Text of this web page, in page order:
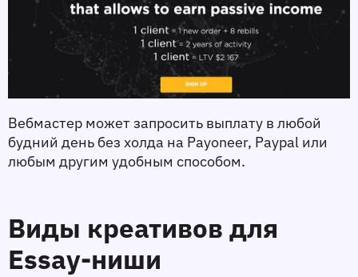
Вебмастер может запросить выплату в любой
будний день без холда на Payoneer, Paypal или
любым другим удобным способом.
Виды креативов для
Essay-ниши